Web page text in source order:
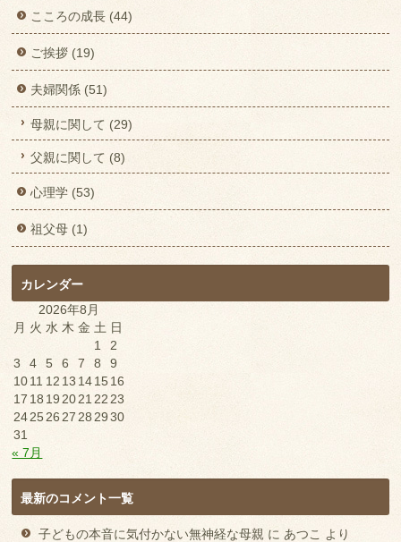
こころの成長 (44)
ご挨拶 (19)
夫婦関係 (51)
母親に関して (29)
父親に関して (8)
心理学 (53)
祖父母 (1)
カレンダー
2026年8月
月 火 水 木 金 土 日
1
2
3
4 5 6 7 8
9
1011 12 13141516
17 18 19 2021 22 23
2425 26 27 28 29 30
31
« 7月
最新のコメント一覧
子どもの本音に気付かない無神経な母親 に あつこ より